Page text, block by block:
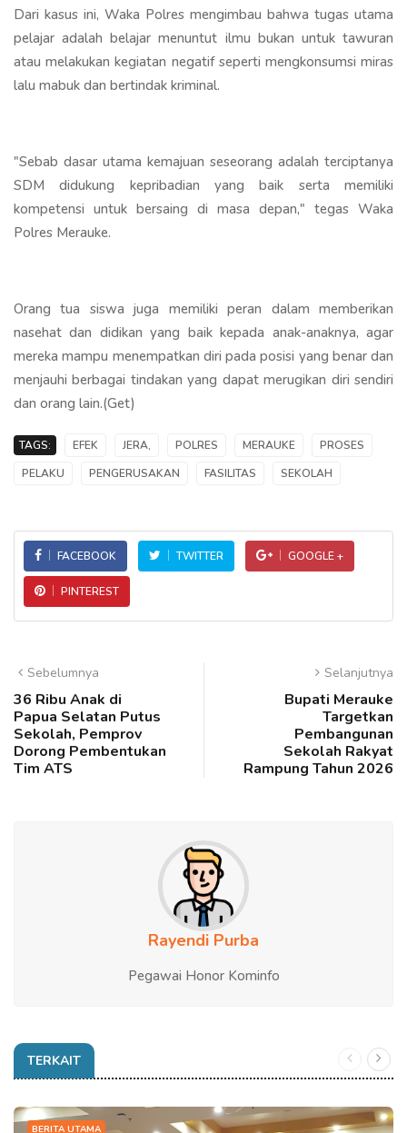
Dari kasus ini, Waka Polres mengimbau bahwa tugas utama
pelajar adalah belajar menuntut ilmu bukan untuk tawuran
atau melakukan kegiatan negatif seperti mengkonsumsi miras
lalu mabuk dan bertindak kriminal.
"Sebab dasar utama kemajuan seseorang adalah terciptanya
SDM didukung kepribadian yang baik serta memiliki
kompetensi untuk bersaing di masa depan," tegas Waka
Polres Merauke.
Orang tua siswa juga memiliki peran dalam memberikan
nasehat dan didikan yang baik kepada anak-anaknya, agar
mereka mampu menempatkan diri pada posisi yang benar dan
menjauhi berbagai tindakan yang dapat merugikan diri sendiri
dan orang lain.(Get)
TAGS: EFEK JERA, POLRES MERAUKE
PROSES
PELAKU
PENGERUSAKAN FASILITAS SEKOLAH
FACEBOOK TWITTER GOOGLE +
PINTEREST
Sebelumnya
36 Ribu Anak di
Papua Selatan Putus
Sekolah, Pemprov
Dorong Pembentukan
Tim ATS
Selanjutnya
Bupati Merauke
Targetkan
Pembangunan
Sekolah Rakyat
Rampung Tahun 2026
Rayendi Purba
Pegawai Honor Kominfo
TERKAIT
BERITA UTAMA